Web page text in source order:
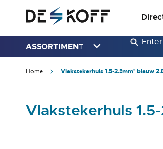
ASSORTIMENT
Home Vlakstekerhuls 1.5-2.5mm² blauw
Vlakstekerhuls